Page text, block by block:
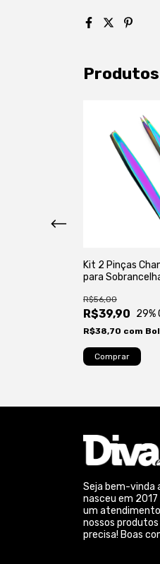
Kit 2 Pinças
para
R$39,90
R$56,00
29%
R$38,70 com
Seja bem-vinda
nasceu em
um atendimento
nossos
precisa! Boas